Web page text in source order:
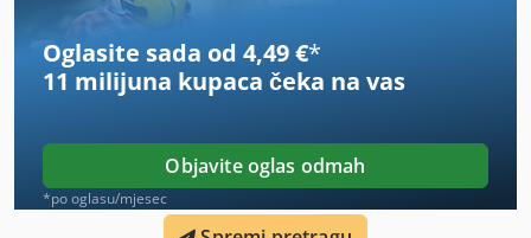
mogu pripadati nekoj drugoj ponudi. Zadržavamo pravo na
greške. Inventarni broj: 2926-26
Oglasite sada od 4,49 €*
11 milijuna kupaca čeka na vas
Objavite oglas odmah
*po oglasu/mjesec